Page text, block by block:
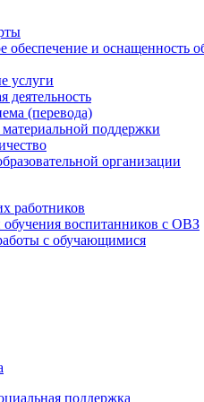
обеспечение и оснащенность
услуги
деятельность
(перевода)
поддержки
организации
работников
воспитанников с ОВЗ
с обучающимися
поддержка